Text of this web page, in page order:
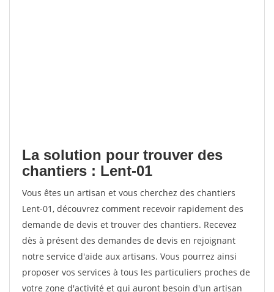
La solution pour trouver des
chantiers : Lent-01
Vous êtes un artisan et vous cherchez des chantiers
Lent-01, découvrez comment recevoir rapidement des
demande de devis et trouver des chantiers. Recevez
dès à présent des demandes de devis en rejoignant
notre service d'aide aux artisans. Vous pourrez ainsi
proposer vos services à tous les particuliers proches de
votre zone d'activité et qui auront besoin d'un artisan